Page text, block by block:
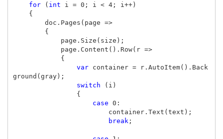
for
( int i = 0 ; i < 4; i ++)
{
doc . Pages ( page =>
{
page . Size ( size );
page . Content (). Row( r =>
{
var
container = r. AutoItem(). Back
ground ( gray);
switch
( i )
{
case 0 :
container. Text ( text );
break ;